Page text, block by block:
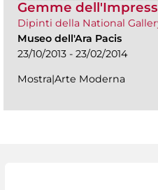
Gemme
Dipinti della National
Museo dell'Ara Pacis
23/10/2013 - 23/02/2014
Mostra|Arte Moderna